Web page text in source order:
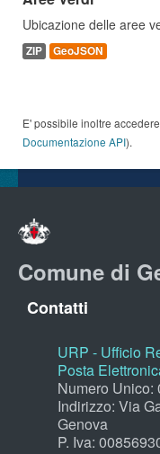
Ubicazione delle aree
ZIP GeoJSON
E' possibile inoltre
Documentazione API).
Comune di
Contatti
URP - Ufficio
Posta
Numero Unico:
Indirizzo: Via
Genova
P. Iva: